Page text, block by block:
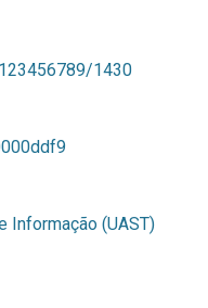
1430
Informação (UAST)